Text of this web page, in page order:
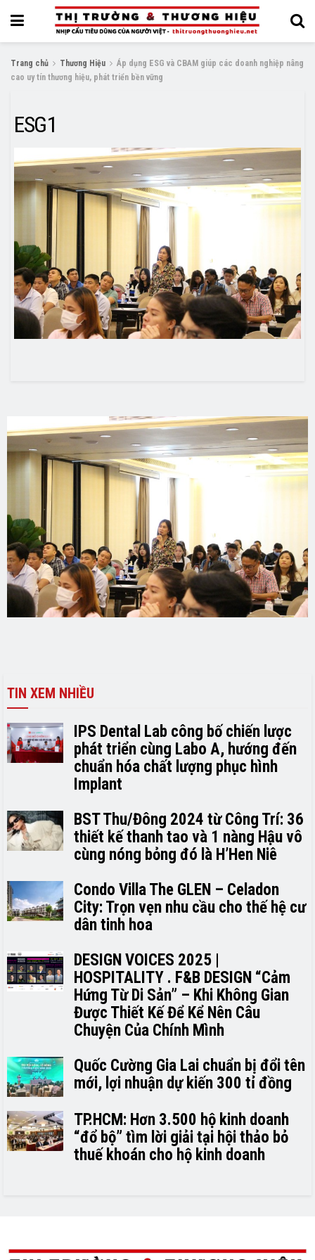
Trang chủ Thương Hiệu
Áp dụng ESG và CBAM giúp các doanh nghiệp nâng
cao uy tín thương hiệu, phát triển bền vững
ESG1
TIN XEM NHIỀU
IPS Dental Lab công bố chiến lược
phát triển cùng Labo A, hướng đến
chuẩn hóa chất lượng phục hình
Implant
BST Thu/Đông 2024 từ Công Trí: 36
thiết kế thanh tao và 1 nàng Hậu vô
cùng nóng bỏng đó là H’H­­­­en Niê
Condo Villa The GLEN – Celadon
City: Trọn vẹn nhu cầu cho thế hệ cư
dân tinh hoa
DESIGN VOICES 2025 |
HOSPITALITY . F&B DESIGN “Cảm
Hứng Từ Di Sản” – Khi Không Gian
Được Thiết Kế Để Kể Nên Câu
Chuyện Của Chính Mình
Quốc Cường Gia Lai chuẩn bị đổi tên
mới, lợi nhuận dự kiến 300 tỉ đồng
TP.HCM: Hơn 3.500 hộ kinh doanh
“đổ bộ” tìm lời giải tại hội thảo bỏ
thuế khoán cho hộ kinh doanh